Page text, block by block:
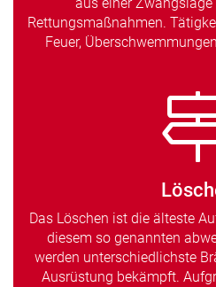
aus einer
Rettungsmaßnahmen.
Feuer,
Das Löschen ist die älteste
diesem so genannten
werden unterschiedlichste
Ausrüstung bekämpft.